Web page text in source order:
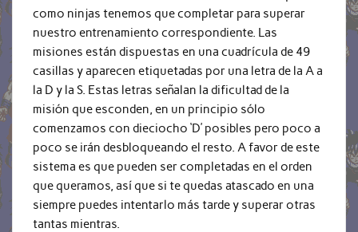
como ninjas tenemos que completar para superar
nuestro entrenamiento correspondiente. Las
misiones están dispuestas en una cuadrícula de 49
casillas y aparecen etiquetadas por una letra de la A a
la D y la S. Estas letras señalan la dificultad de la
misión que esconden, en un principio sólo
comenzamos con dieciocho ‘D’ posibles pero poco a
poco se irán desbloqueando el resto. A favor de este
sistema es que pueden ser completadas en el orden
que queramos, así que si te quedas atascado en una
siempre puedes intentarlo más tarde y superar otras
tantas mientras.